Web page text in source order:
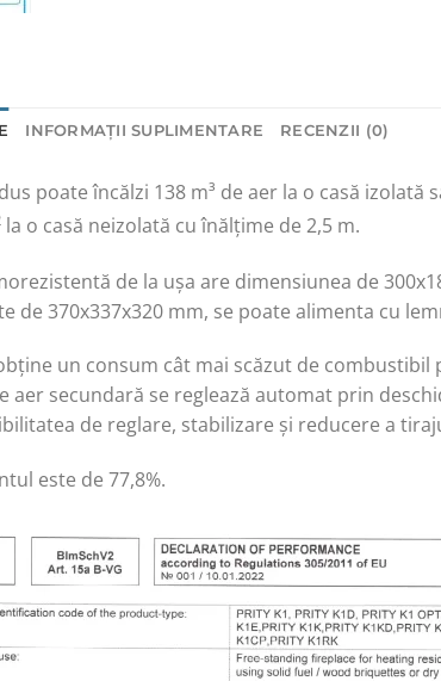
INFORMAȚII SUPLIMENTARE RECENZII (0)
poate încălzi 138 m³ de aer la o casă izolată
la o casă neizolată cu înălțime de 2,5 m.
de la ușa are dimensiunea de
de 370x337x320 mm, se poate alimenta cu
un consum cât mai scăzut de
aer secundară se reglează automat prin
de reglare, stabilizare și reducere a
este de 77,8%.